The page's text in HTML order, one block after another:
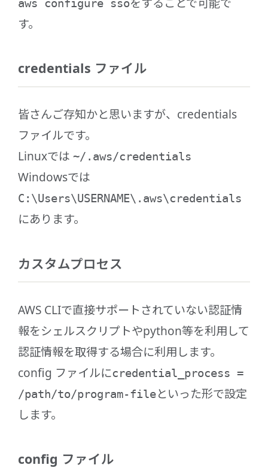
aws configure sso
す。
credentials ファイル
皆さんご存知かと思いますが、credentials
ファイルです。
Linuxでは ~/.aws/credentials
Windowsでは
C:\Users\USERNAME\.aws\credentials
にあります。
カスタムプロセス
AWS CLIで直接サポートされていない認証情
報をシェルスクリプトやpython等を利用して
認証情報を取得する場合に利用します。
config ファイルにcredential_process =
/path/to/program-fileといった形で設定
します。
config ファイル